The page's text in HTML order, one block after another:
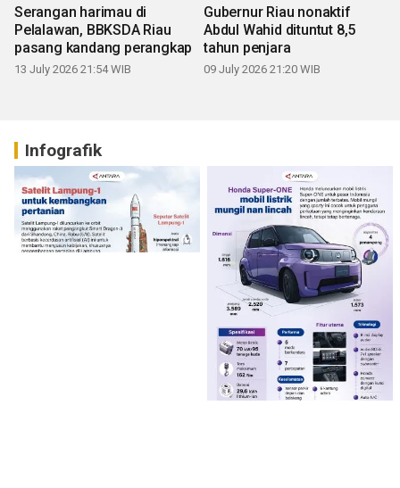
Serangan harimau di
Pelalawan, BBKSDA Riau
pasang kandang perangkap
13 July 2026 21:54 WIB
Gubernur Riau nonaktif
Abdul Wahid dituntut 8,5
tahun penjara
09 July 2026 21:20 WIB
Infografik